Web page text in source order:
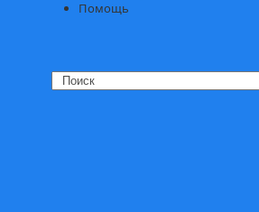
Помощь
Search